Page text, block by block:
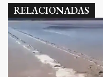
RELACIONADAS